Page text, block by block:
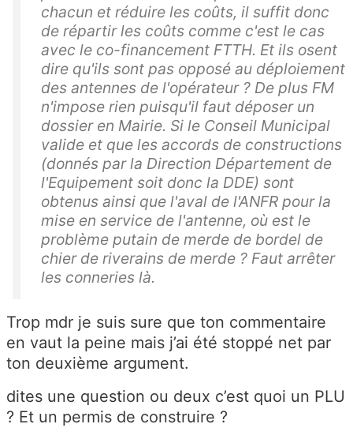
chacun et réduire les coûts, il suffit donc
de répartir les coûts comme c'est le cas
avec le co-financement FTTH. Et ils osent
dire qu'ils sont pas opposé au déploiement
des antennes de l'opérateur ? De plus FM
n'impose rien puisqu'il faut déposer un
dossier en Mairie. Si le Conseil Municipal
valide et que les accords de constructions
(donnés par la Direction Département de
l'Equipement soit donc la DDE) sont
obtenus ainsi que l'aval de l'ANFR pour la
mise en service de l'antenne, où est le
problème putain de merde de bordel de
chier de riverains de merde ? Faut arrêter
les conneries là.
Trop mdr je suis sure que ton commentaire
en vaut la peine mais j’ai été stoppé net par
ton deuxième argument.
dites une question ou deux c’est quoi un PLU
? Et un permis de construire ?